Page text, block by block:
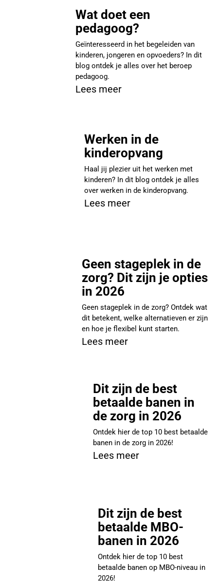
Wat doet een
pedagoog?
Geïnteresseerd in het begeleiden van
kinderen, jongeren en opvoeders? In dit
blog ontdek je alles over het beroep
pedagoog.
Lees meer
Werken in de
kinderopvang
Haal jij plezier uit het werken met
kinderen? In dit blog ontdek je alles
over werken in de kinderopvang.
Lees meer
Geen stageplek in de
zorg? Dit zijn je opties
in 2026
Geen stageplek in de zorg? Ontdek wat
dit betekent, welke alternatieven er zijn
en hoe je flexibel kunt starten.
Lees meer
Dit zijn de best
betaalde banen in
de zorg in 2026
Ontdek hier de top 10 best betaalde
banen in de zorg in 2026!
Lees meer
Dit zijn de best
betaalde MBO-
banen in 2026
Ontdek hier de top 10 best
betaalde banen op MBO-niveau in
2026!